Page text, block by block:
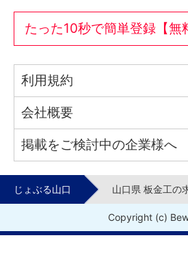
たった10秒で簡単登録【無
利用規約
会社概要
掲載をご検討中の企業様へ
じょぶる山口 山口県 板金工の
Copyright (c)